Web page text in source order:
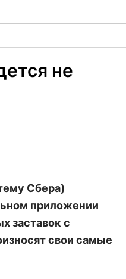
не
Сбера)
приложении
заставок с
свои самые